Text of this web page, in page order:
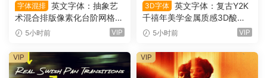
字体混排 英文字体：抽象艺
术混合排版像素化台阶网格状
手绘螺旋有机曲线版面设计封
ace（16160）
5小时前 VIP
3D字体 英文字体：复古Y2K
千禧年美学金属质感3D酸性
镀铬文字LOGO标题封面海报
e – 3D Style SVG Font（161
59）
5小时前 VIP
VIP VIP